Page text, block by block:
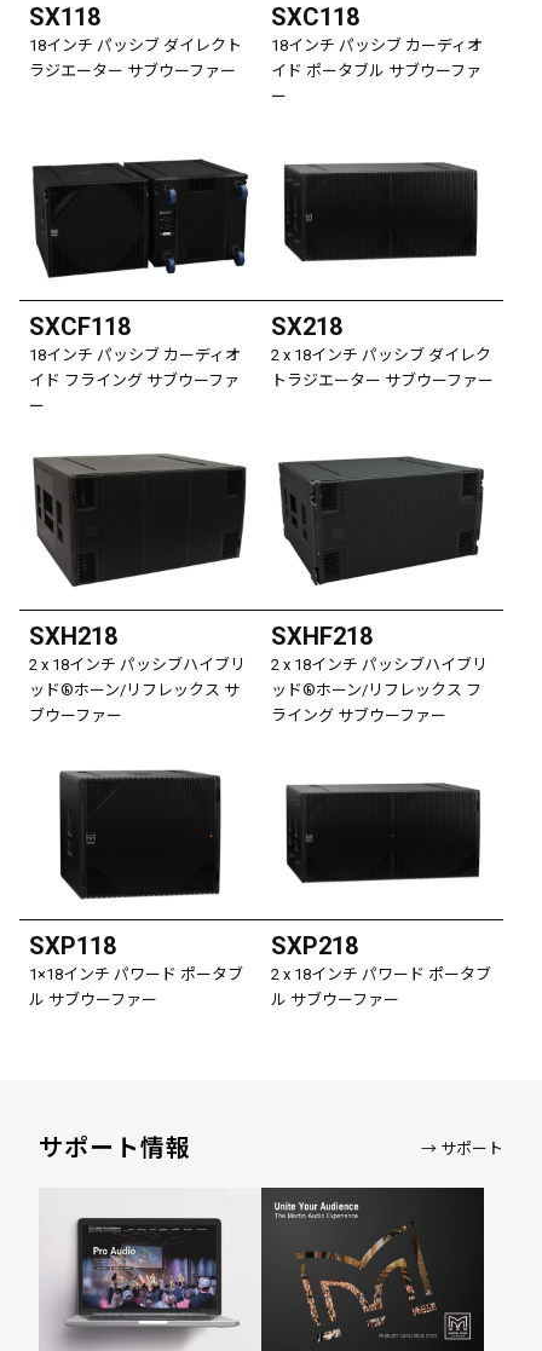
SX118
18インチ パッシブ ダイレクト
ラジエーター サブウーファー
SXC118
18インチ パッシブ カーディオ
イド ポータブル サブウーファ
ー
SXCF118
18インチ パッシブ カーディオ
イド フライング サブウーファ
ー
SX218
2 x 18インチ パッシブ ダイレク
トラジエーター サブウーファー
SXH218
2 x 18インチ パッシブハイブリ
ッド®ホーン/リフレックス サ
ブウーファー
SXHF218
2 x 18インチ パッシブハイブリ
ッド®ホーン/リフレックス フ
ライング サブウーファー
SXP118
1×18インチ パワード ポータブ
ル サブウーファー
SXP218
2 x 18インチ パワード ポータブ
ル サブウーファー
サポート情報 → サポート